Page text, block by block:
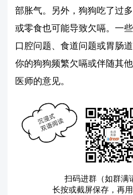
部胀气。另外，狗狗吃了过
或零食也可能导致欠嗝。一
口腔问题、食道问题或胃肠
你的狗狗频繁欠嗝或伴随其
医师的意见。
扫码进群（如群满
长按或截屏保存，再